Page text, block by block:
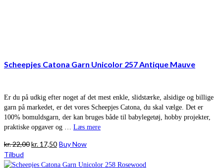
Scheepjes Catona Garn Unicolor 257 Antique Mauve
Er du på udkig efter noget af det mest enkle, slidstærke, alsidige og billige
garn på markedet, er det vores Scheepjes Catona, du skal vælge. Det er
100% bomuldsgarn, der kan bruges både til babylegetøj, hobby projekter,
praktiske opgaver og … Læs mere
kr.22,00Den
pris
kr. 17,50Den
pris
Buy Now
Tilbud